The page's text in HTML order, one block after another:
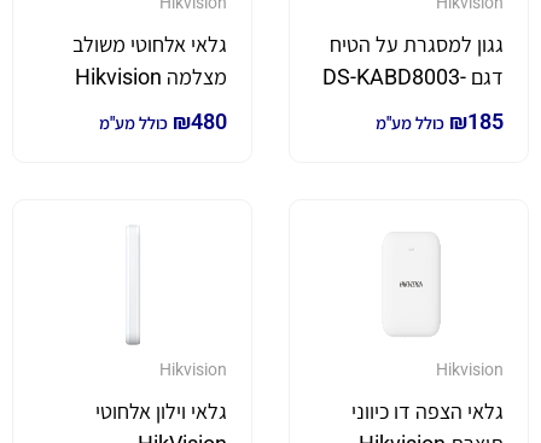
גגון למסגרת על הטיח
דגם DS-KABD8003-
RS2
₪185 כולל מע"מ
גלאי אלחוטי משולב
מצלמה Hikvision
₪480 כולל מע"מ
Hikvision
גלאי הצפה דו כיווני
Hikvision
גלאי וילון אלחוטי